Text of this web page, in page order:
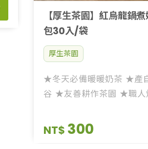
【厚生茶園】紅烏龍鍋
包30入/袋
厚生茶園
★冬天必備暖暖奶茶 ★產
谷 ★友善耕作茶園 ★職人
NT$ 300